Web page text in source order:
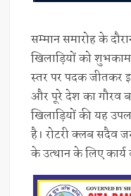
सम्मान समारोह के
खिलाड़ियों को
स्तर पर पदक जीतकर
और पूरे देश का गौरव
खिलाड़ियों की यह
है। रोटरी क्लब सदैव
के उत्थान के लिए कार्य